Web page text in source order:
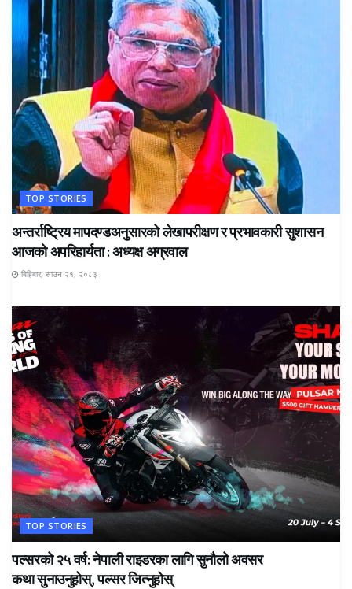
TOP STORIES
अन्तर्राष्ट्रिय मापदण्डअनुसारको लेखापरीक्षण र प्रभावकारी सुशासन
आजको अपरिहार्यता : अध्यक्ष अग्रवाल
बिहिबार, साउन २१, २०८३
TOP STORIES
पल्सरको २५ वर्ष: नेपाली राइडरका लागि सुनौलो अवसर
कथा सुनाउनुहोस्, पल्सर जित्नुहोस्